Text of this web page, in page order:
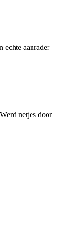
echte aanrader
netjes door